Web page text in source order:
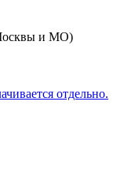
Москвы и МО)
отдельно.